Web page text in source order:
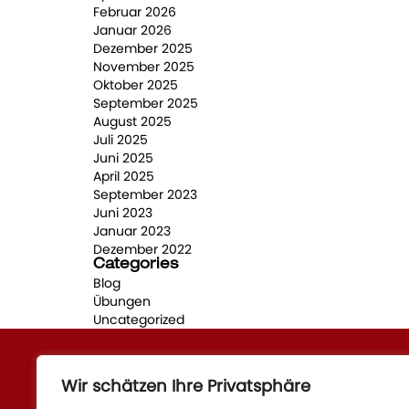
Wir schätzen Ihre Privatsphäre
Februar 2026
Januar 2026
Dezember 2025
November 2025
Oktober 2025
September 2025
August 2025
Juli 2025
Juni 2025
April 2025
September 2023
Juni 2023
Januar 2023
Dezember 2022
Categories
Blog
Übungen
Uncategorized